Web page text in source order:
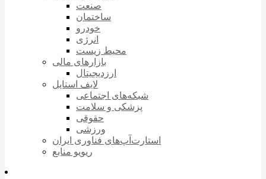
صنعت
ساختمان
خودرو
انرژی
محیط زیست
بازارهای مالی
ارزدیجیتال
لایف استایل
شبکه‌های اجتماعی
پزشکی و سلامت
حقوقی
ورزشی
استارت‌آپ‌های فناوری ایران
ریویو منابع